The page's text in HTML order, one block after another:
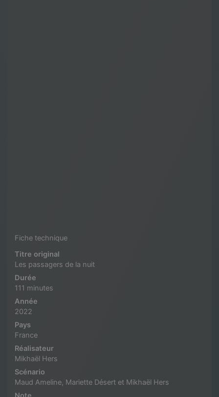
Fiche technique
Titre original
Les passagers de la nuit
Durée
111 minutes
Année
2022
Pays
France
Réalisateur
Mikhaël Hers
Scénario
Maud Ameline, Mariette Désert et Mikhaël Hers